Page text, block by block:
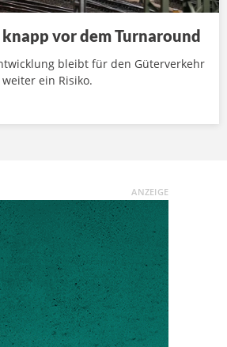
vor dem Turnaround
bleibt für den Güterverkehr
ein Risiko.
ANZEIGE